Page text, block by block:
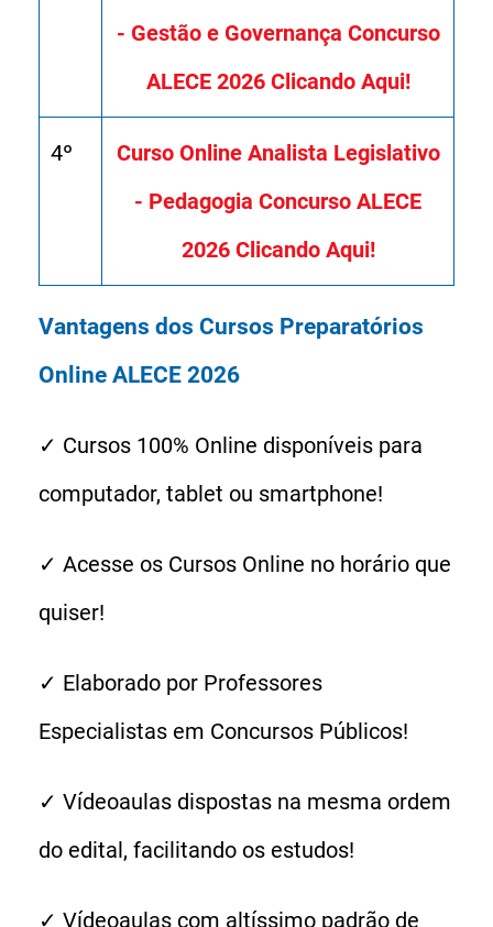
- Gestão e Governança Concurso
ALECE 2026 Clicando Aqui!
4º
Curso Online Analista Legislativo
- Pedagogia Concurso ALECE
2026 Clicando Aqui!
Vantagens dos Cursos Preparatórios
Online ALECE 2026
✓ Cursos 100% Online disponíveis para
computador, tablet ou smartphone!
✓ Acesse os Cursos Online no horário que
quiser!
✓ Elaborado por Professores
Especialistas em Concursos Públicos!
✓ Vídeoaulas dispostas na mesma ordem
do edital, facilitando os estudos!
✓ Vídeoaulas com altíssimo padrão de